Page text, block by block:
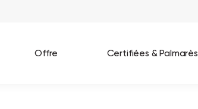
Offre Certifiées & Palmarès